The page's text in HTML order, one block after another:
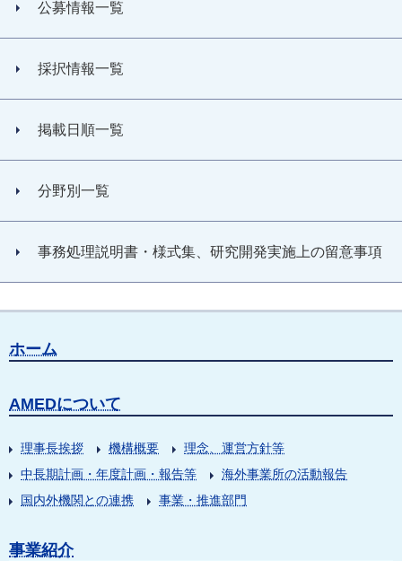
公募情報一覧
採択情報一覧
掲載日順一覧
分野別一覧
事務処理説明書・様式集、研究開発実施上の留意事項
ホーム
AMEDについて
理事長挨拶 機構概要
理念、運営方針等
中長期計画・年度計画・報告等
海外事業所の活動報告
国内外機関との連携
事業・推進部門
事業紹介